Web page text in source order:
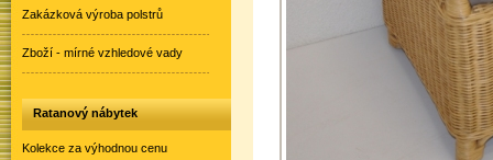
Zakázková výroba polstrů
Zboží - mírné vzhledové vady
Ratanový nábytek
Kolekce za výhodnou cenu